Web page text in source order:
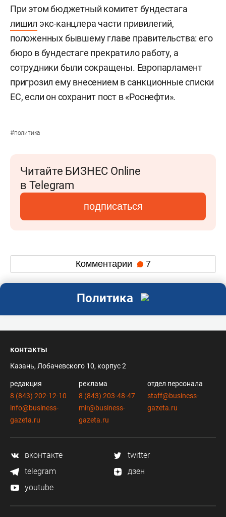
При этом бюджетный комитет бундестага
лишил экс-канцлера части привилегий,
положенных бывшему главе правительства: его
бюро в бундестаге прекратило работу, а
сотрудники были сокращены. Европарламент
пригрозил ему внесением в санкционные списки
ЕС, если он сохранит пост в «Роснефти».
#политика
Читайте БИЗНЕС Online
в Telegram
подписаться
Комментарии 7
Политика
контакты
Казань, Лобачевского 10, корпус 2
редакция
8 (843) 202-12-10
info@business-
gazeta.ru
реклама
8 (843) 203-48-47
mir@business-
gazeta.ru
отдел персонала
staff@business-
gazeta.ru
вконтакте
twitter
telegram
дзен
youtube